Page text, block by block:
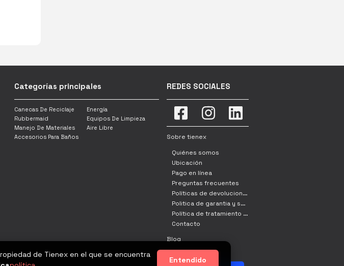
Categorías principales
Canecas De Reciclaje
Energía
Rubbermaid
Equipos De Limpieza
Manejo De Materiales
Aire Libre
Accesorios Para Baños
REDES SOCIALES
Sobre tienex
Quiénes somos
Ubicación
Pago en línea
Preguntas frecuentes
Políticas de devoluciones, cambio y retracto
Politica de garantia y servicio tecnico
Política de tratamiento de datos
Contacto
Blog
de Tienex en el que se encuentra
Entendido